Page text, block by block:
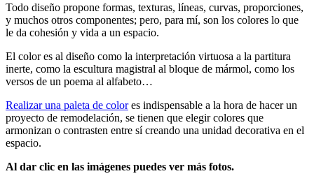
Todo diseño propone formas, texturas, líneas, curvas, proporciones,
y muchos otros componentes; pero, para mí, son los colores lo que
le da cohesión y vida a un espacio.
El color es al diseño como la interpretación virtuosa a la partitura
inerte, como la escultura magistral al bloque de mármol, como los
versos de un poema al alfabeto…
Realizar una paleta de colores indispensable a la hora de hacer un
proyecto de remodelación, se tienen que elegir colores que
armonizan o contrasten entre sí creando una unidad decorativa en el
espacio.
Al dar clic en las imágenes puedes ver más fotos.